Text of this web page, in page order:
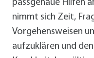
passgenaue Hilfen
nimmt sich Zeit,
Vorgehensweisen
aufzuklären und